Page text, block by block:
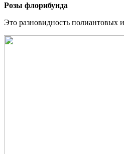
Розы флорибунда
Это разновидность полиантовых